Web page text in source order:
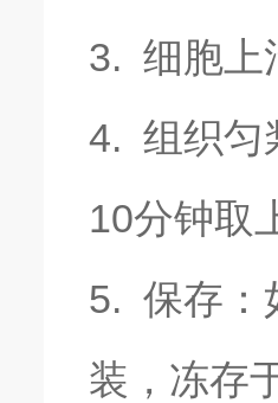
3. 细胞上
4. 组织匀
10分钟取
5. 保存：
装，冻存